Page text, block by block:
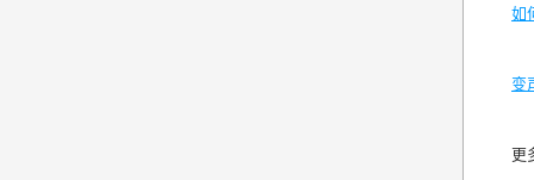
如
变
更